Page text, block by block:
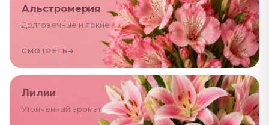
Альстромерия
Долговечные и яркие
СМОТРЕТЬ →
Лилии
Утончённый аромат